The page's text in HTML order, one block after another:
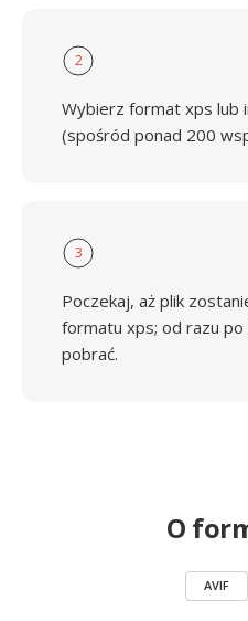
2
Wybierz format xps lub
(spośród ponad 200
3
Poczekaj, aż plik
formatu xps; od razu
pobrać.
O
AVIF